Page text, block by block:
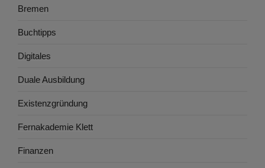
Bremen
Buchtipps
Digitales
Duale Ausbildung
Existenzgründung
Fernakademie Klett
Finanzen